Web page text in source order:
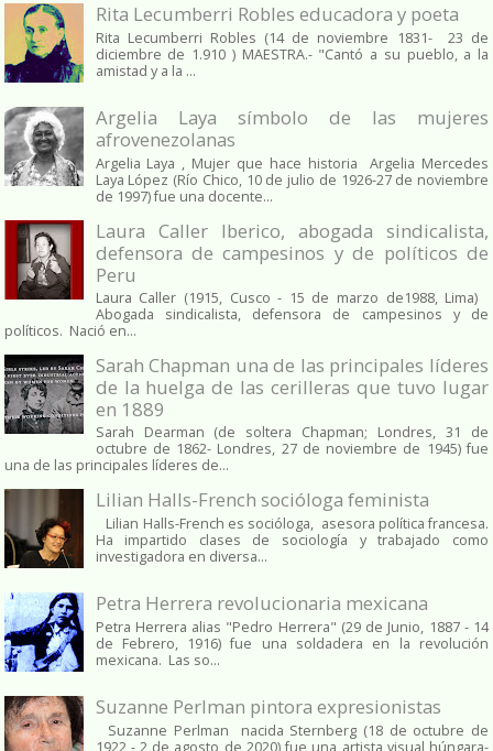
Rita Lecumberri Robles educadora y poeta
Rita Lecumberri Robles (14 de noviembre 1831- 23 de
diciembre de 1.910 ) MAESTRA.- "Cantó a su pueblo, a la
amistad y a la ...
Argelia Laya símbolo de las mujeres
afrovenezolanas
Argelia Laya , Mujer que hace historia Argelia Mercedes
Laya López (Río Chico, 10 de julio de 1926-27 de noviembre
de 1997) fue una docente...
Laura Caller Iberico, abogada sindicalista,
defensora de campesinos y de políticos de
Peru
Laura Caller (1915, Cusco - 15 de marzo de1988, Lima)
Abogada sindicalista, defensora de campesinos y de
políticos. Nació en...
Sarah Chapman una de las principales líderes
de la huelga de las cerilleras que tuvo lugar
en 1889
Sarah Dearman (de soltera Chapman; Londres, 31 de
octubre de 1862​- Londres, 27 de noviembre de 1945)​ fue
una de las principales líderes de...
Lilian Halls-French socióloga feminista
Lilian Halls-French es socióloga, asesora política francesa.
Ha impartido clases de sociología y trabajado como
investigadora en diversa...
Petra Herrera revolucionaria mexicana
Petra Herrera alias "Pedro Herrera" (29 de Junio, 1887 - 14
de Febrero, 1916) fue una soldadera en la revolución
mexicana. Las so...
Suzanne Perlman pintora expresionistas
Suzanne Perlman nacida Sternberg (18 de octubre de
1922 - 2 de agosto de 2020) fue una artista visual húngara-